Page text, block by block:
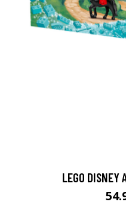
LEGO